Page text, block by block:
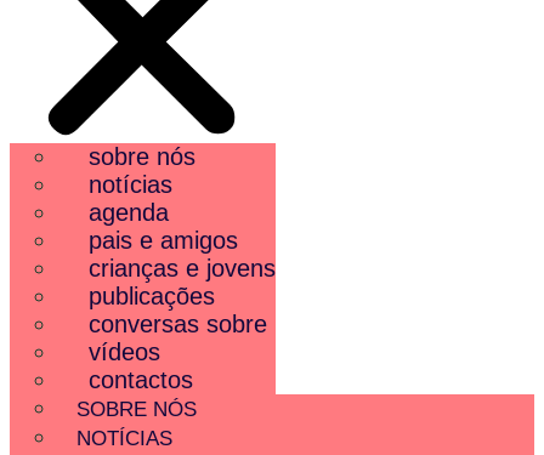
sobre nós
notícias
agenda
pais e amigos
crianças e jovens
publicações
conversas sobre
vídeos
contactos
SOBRE NÓS
NOTÍCIAS